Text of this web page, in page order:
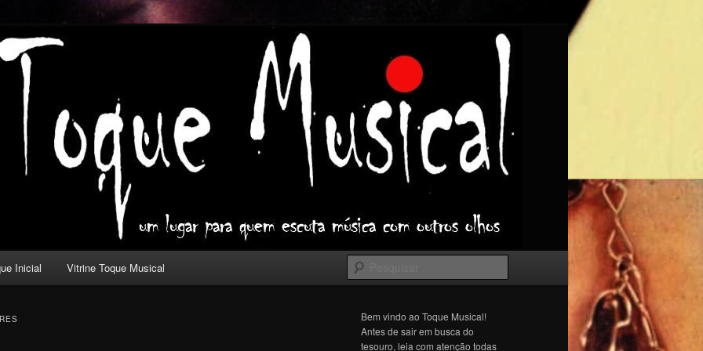
com outros olhos.
Inicial Vitrine Toque Musical
Bem vindo ao Toque Musical!
Antes de sair em busca do
tesouro, leia com atenção todas